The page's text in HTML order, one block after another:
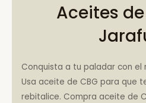
Aceites
Conquista a tu paladar con el
Usa aceite de CBG para que
rebitalice. Compra aceite de